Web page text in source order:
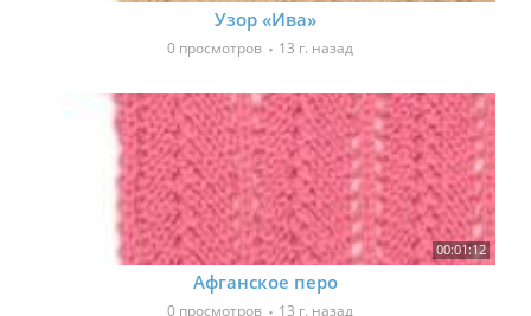
Узор «Ива»
0 просмотров 13 г. назад
00:01:12
Афганское перо
0 просмотров 13 г. назад